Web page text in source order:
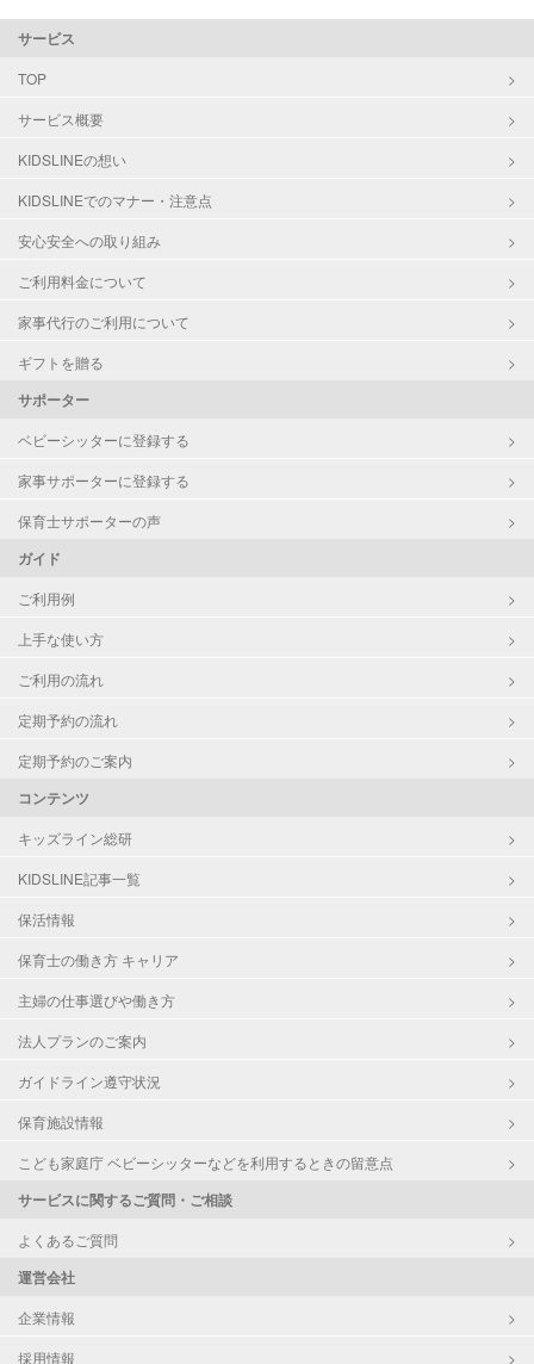
サービス
TOP
サービス概要
KIDSLINEの想い
KIDSLINEでのマナー・注意点
安心安全への取り組み
ご利用料金について
家事代行のご利用について
ギフトを贈る
サポーター
ベビーシッターに登録する
家事サポーターに登録する
保育士サポーターの声
ガイド
ご利用例
上手な使い方
ご利用の流れ
定期予約の流れ
定期予約のご案内
コンテンツ
キッズライン総研
KIDSLINE記事一覧
保活情報
保育士の働き方 キャリア
主婦の仕事選びや働き方
法人プランのご案内
ガイドライン遵守状況
保育施設情報
こども家庭庁 ベビーシッターなどを利用するときの留意点
サービスに関するご質問・ご相談
よくあるご質問
運営会社
企業情報
採用情報